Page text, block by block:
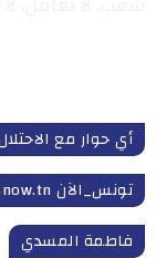
أي حوار مع
تونس_الآن tunisnow.tn
فاطمة المسدي